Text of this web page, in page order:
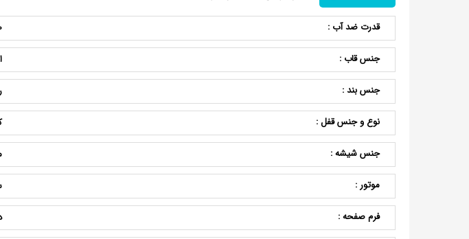
قدرت ضد آب :
جنس قاب :
جنس بند :
نوع و جنس قفل :
جنس شیشه :
موتور :
فرم صفحه :